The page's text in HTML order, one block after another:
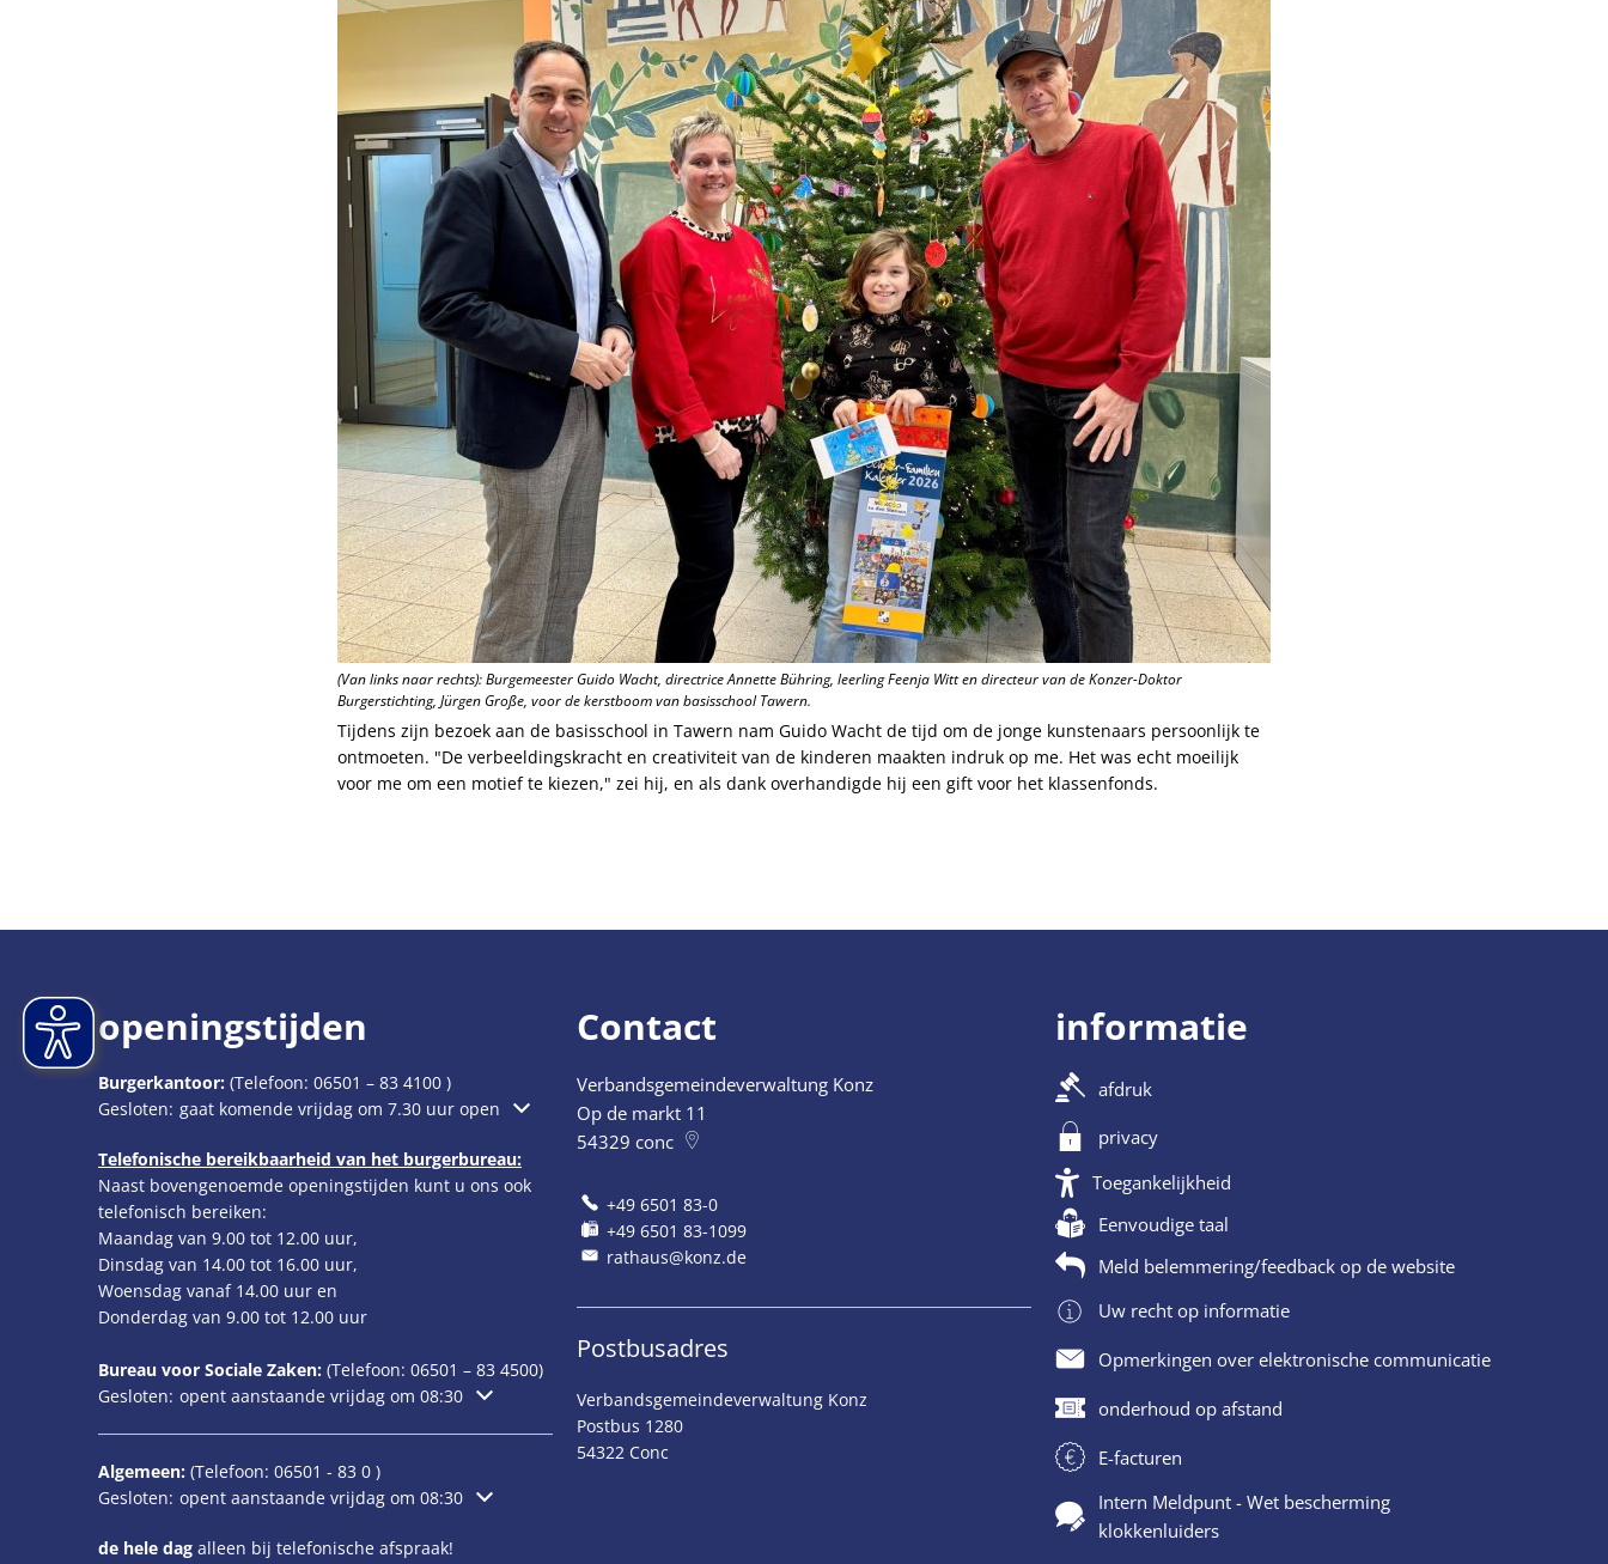
(Van links naar rechts): Burgemeester Guido Wacht, directrice Annette Bühring, leerling Feenja Witt en directeur van de Konzer-Doktor
Burgerstichting, Jürgen Große, voor de kerstboom van basisschool Tawern.
Tijdens zijn bezoek aan de basisschool in Tawern nam Guido Wacht de tijd om de jonge kunstenaars persoonlijk te
ontmoeten. "De verbeeldingskracht en creativiteit van de kinderen maakten indruk op me. Het was echt moeilijk
voor me om een motief te kiezen," zei hij, en als dank overhandigde hij een gift voor het klassenfonds.
openingstijden
Burgerkantoor: (Telefoon: 06501 – 83 4100 )
Klik om extra openings- of sluitingstijden te verbergen
Gesloten: gaat komende vrijdag om 7.30 uur open
Telefonische bereikbaarheid van het burgerbureau:
Naast bovengenoemde openingstijden kunt u ons ook
telefonisch bereiken:
Maandag van 9.00 tot 12.00 uur,
Dinsdag van 14.00 tot 16.00 uur,
Woensdag vanaf 14.00 uur en
Donderdag van 9.00 tot 12.00 uur
Bureau voor Sociale Zaken: (Telefoon: 06501 – 83 4500)
Klik om extra openings- of sluitingstijden te verbergen
Gesloten: opent aanstaande vrijdag om 08:30
Algemeen: (Telefoon: 06501 - 83 0 )
Klik om extra openings- of sluitingstijden te verbergen
Gesloten: opent aanstaande vrijdag om 08:30
de hele dag alleen bij telefonische afspraak!
Contact
Verbandsgemeindeverwaltung Konz
Op de markt 11
54329 conc
+49 6501 83-0
+49 6501 83-1099
rathaus@konz.de
Postbusadres
Verbandsgemeindeverwaltung Konz
Postbus 1280
54322 Conc
informatie
afdruk
privacy
Toegankelijkheid
Eenvoudige taal
Meld belemmering/feedback op de website
Uw recht op informatie
Opmerkingen over elektronische communicatie
onderhoud op afstand
E-facturen
Intern Meldpunt - Wet bescherming
klokkenluiders